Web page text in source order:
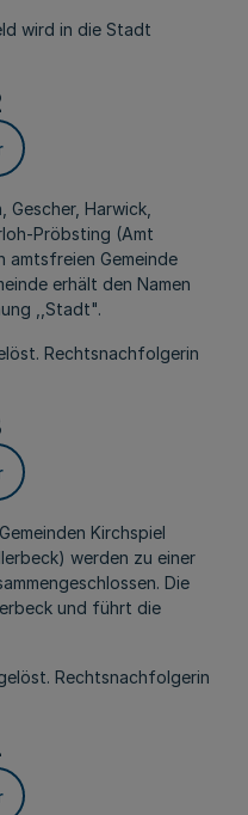
wird in die Stadt
Gescher, Harwick,
Pröbsting (Amt
amtsfreien Gemeinde
erhält den Namen
,,Stadt".
Rechtsnachfolgerin
Kirchspiel
werden zu einer
Die
und führt die
Rechtsnachfolgerin